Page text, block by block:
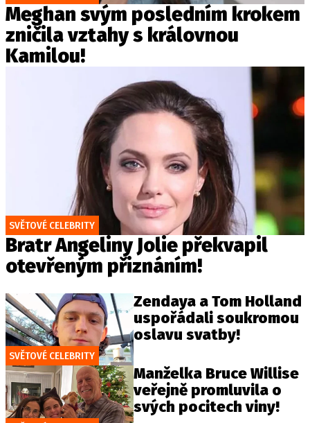
Meghan svým posledním krokem
zničila vztahy s královnou
Kamilou!
SVĚTOVÉ CELEBRITY
Bratr Angeliny Jolie překvapil
otevřeným přiznáním!
SVĚTOVÉ CELEBRITY
Zendaya a Tom Holland
uspořádali soukromou
oslavu svatby!
Manželka Bruce Willise
veřejně promluvila o
svých pocitech viny!